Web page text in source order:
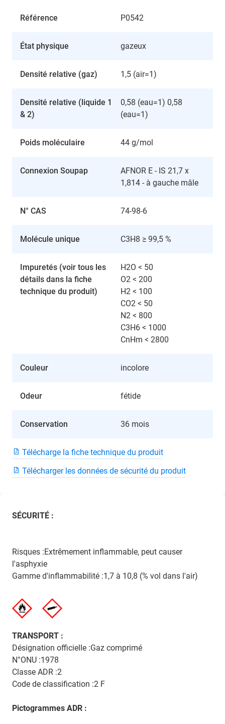
Référence P0542
État physique gazeux
Densité relative (gaz) 1,5 (air=1)
Densité relative (liquide 1
& 2)
0,58 (eau=1) 0,58
(eau=1)
Poids moléculaire 44 g/mol
Connexion Soupap
AFNOR E - IS 21,7 x
1,814 - à gauche mâle
N° CAS 74-98-6
Molécule unique C3H8 ≥ 99,5 %
Impuretés (voir tous les
détails dans la fiche
technique du produit)
H2O < 50
O2 < 200
H2 < 100
CO2 < 50
N2 < 800
C3H6 < 1000
CnHm < 2800
Couleur incolore
Odeur fétide
Conservation 36 mois
Télécharge la fiche technique du produit
Télécharger les données de sécurité du produit
SÉCURITÉ :
Risques :Extrêmement inflammable, peut causer
l'asphyxie
Gamme d'inflammabilité :1,7 à 10,8 (% vol dans l'air)
TRANSPORT :
Désignation officielle :Gaz comprimé
N°ONU :1978
Classe ADR :2
Code de classification :2 F
Pictogrammes ADR :